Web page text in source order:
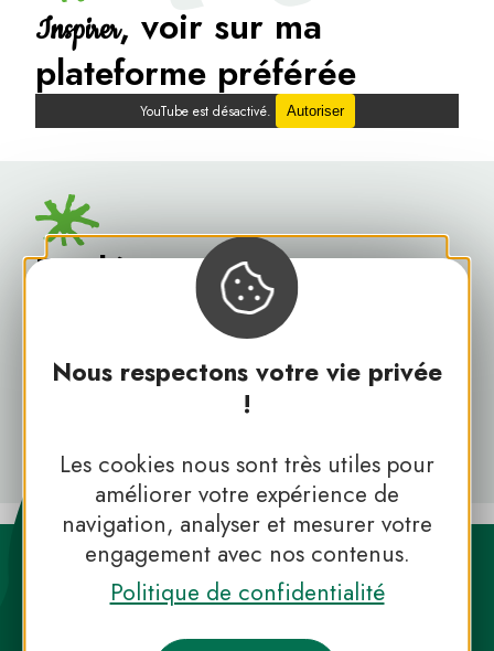
Nous respectons votre vie privée
!
Les cookies nous sont très utiles pour
améliorer votre expérience de
navigation, analyser et mesurer votre
engagement avec nos contenus.
Politique de confidentialité
Inspirer, voir sur ma
plateforme préférée
YouTube est désactivé. Autoriser
En découvrir plus
Revenir à toutes les vidéos des